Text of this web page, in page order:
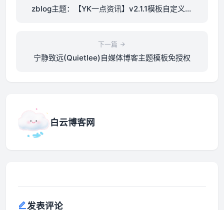
zblog主题：【YK一点资讯】v2.1.1模板自定义布
下一篇
宁静致远(Quietlee)自媒体博客主题模板免授权
白云博客网
发表评论